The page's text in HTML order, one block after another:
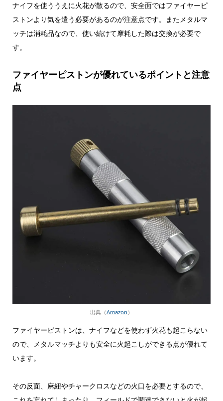
ナイフを使ううえに火花が散るので、安全面ではファイヤーピ
ストンより気を遣う必要があるのが注意点です。またメタルマ
ッチは消耗品なので、使い続けて摩耗した際は交換が必要で
す。
ファイヤーピストンが優れているポイントと注意
点
出典（Amazon ）
ファイヤーピストンは、ナイフなどを使わず火花も起こらない
ので、メタルマッチよりも安全に火起こしができる点が優れて
います。
その反面、麻紐やチャークロスなどの火口を必要とするので、